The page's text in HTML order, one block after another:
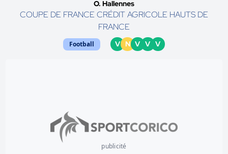
O. Hallennes
COUPE DE FRANCE CRÉDIT AGRICOLE HAUTS DE
FRANCE
Football V N V V V
publicité